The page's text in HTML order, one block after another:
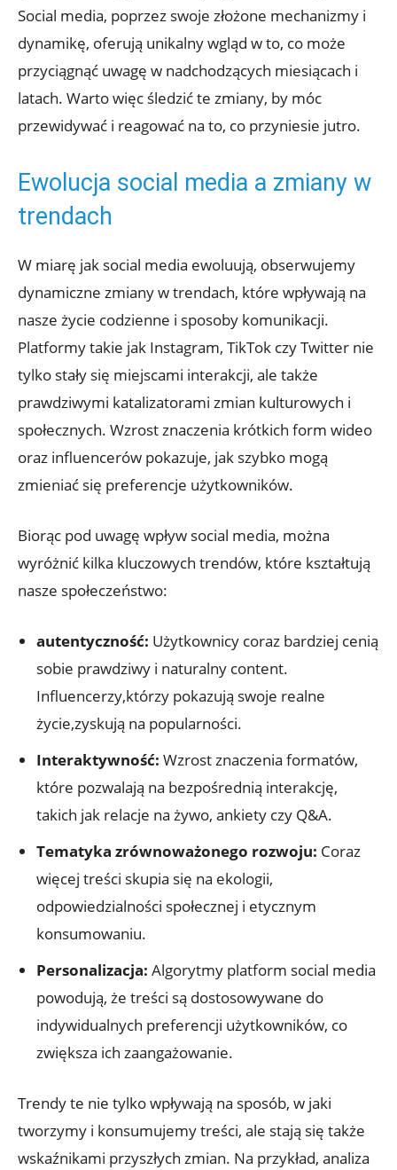
Social media, poprzez swoje złożone mechanizmy i
dynamikę, oferują unikalny wgląd w to, co może
przyciągnąć uwagę w nadchodzących miesiącach i
latach. Warto więc śledzić te zmiany, by móc
przewidywać i reagować na to, co przyniesie jutro.
Ewolucja social media a zmiany w
trendach
W miarę jak social media ewoluują, obserwujemy
dynamiczne zmiany w trendach, które wpływają na
nasze życie codzienne i sposoby komunikacji.
Platformy takie jak Instagram, TikTok czy Twitter nie
tylko stały się miejscami interakcji, ale także
prawdziwymi katalizatorami zmian kulturowych i
społecznych. Wzrost znaczenia krótkich form wideo
oraz influencerów pokazuje, jak szybko mogą
zmieniać się preferencje użytkowników.
Biorąc pod uwagę wpływ social media, można
wyróżnić kilka kluczowych trendów, które kształtują
nasze społeczeństwo:
autentyczność: Użytkownicy coraz bardziej cenią
sobie prawdziwy i naturalny content.
Influencerzy,którzy pokazują swoje realne
życie,zyskują na popularności.
Interaktywność: Wzrost znaczenia formatów,
które pozwalają na bezpośrednią interakcję,
takich jak relacje na żywo, ankiety czy Q&A.
Tematyka zrównoważonego rozwoju: Coraz
więcej treści skupia się na ekologii,
odpowiedzialności społecznej i etycznym
konsumowaniu.
Personalizacja: Algorytmy platform social media
powodują, że treści są dostosowywane do
indywidualnych preferencji użytkowników, co
zwiększa ich zaangażowanie.
Trendy te nie tylko wpływają na sposób, w jaki
tworzymy i konsumujemy treści, ale stają się także
wskaźnikami przyszłych zmian. Na przykład, analiza